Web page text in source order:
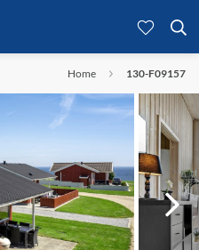
Home 130-F09157